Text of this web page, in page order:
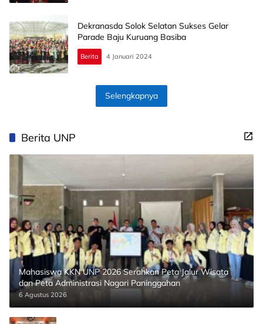
Dekranasda Solok Selatan Sukses Gelar
Parade Baju Kuruang Basiba
Berita 4 Januari 2024
Selengkapnya
Berita UNP
Mahasiswa KKN UNP 2026 Serahkan Peta Jalur Wisata
dan Peta Administrasi Nagari Paninggahan
6 Agustus 2026